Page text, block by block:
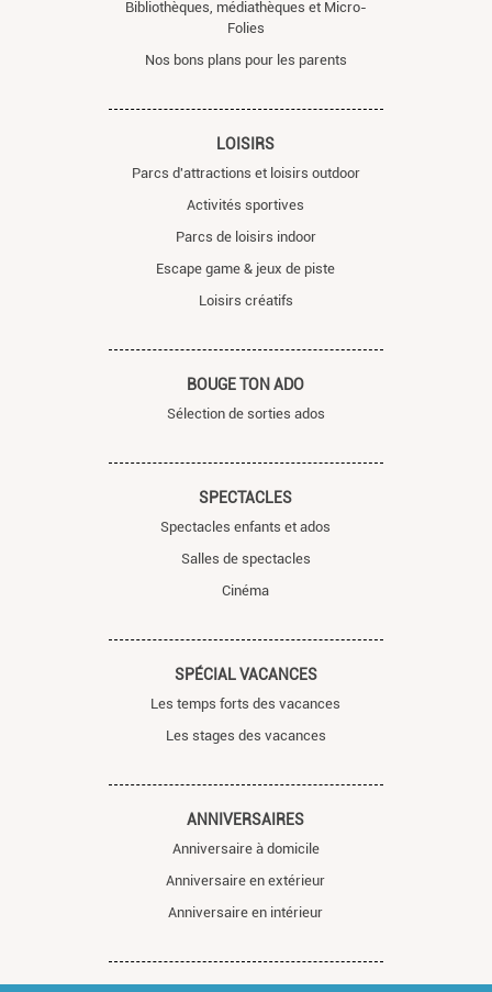
Bibliothèques, médiathèques et Micro-
Folies
Nos bons plans pour les parents
LOISIRS
Parcs d'attractions et loisirs outdoor
Activités sportives
Parcs de loisirs indoor
Escape game & jeux de piste
Loisirs créatifs
BOUGE TON ADO
Sélection de sorties ados
SPECTACLES
Spectacles enfants et ados
Salles de spectacles
Cinéma
SPÉCIAL VACANCES
Les temps forts des vacances
Les stages des vacances
ANNIVERSAIRES
Anniversaire à domicile
Anniversaire en extérieur
Anniversaire en intérieur